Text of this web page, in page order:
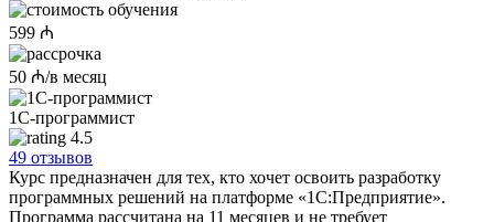
599 ₼
50 ₼/в месяц
1С-программист
4.5
49 отзывов
Курс предназначен для тех, кто хочет освоить разработку
программных решений на платформе «1С:Предприятие».
Программа рассчитана на 11 месяцев и не требует